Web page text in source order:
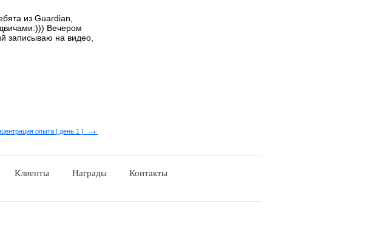
из Guardian,
Вечером
записываю на видео,
опыта [ день 1 ] →
Клиенты Награды Контакты